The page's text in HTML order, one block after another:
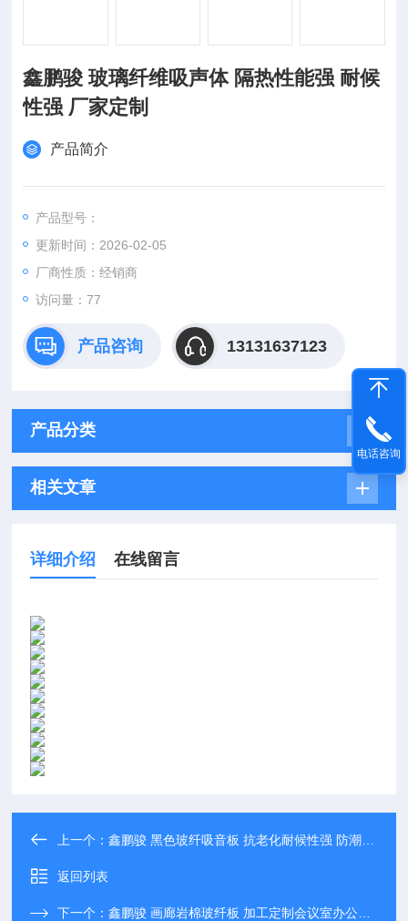
鑫鹏骏 玻璃纤维吸声体 隔热性能强 耐候
性强 厂家定制
产品简介
产品型号：
更新时间：2026-02-05
厂商性质：经销商
访问量：77
产品咨询 13131637123
产品分类
相关文章
详细介绍 在线留言
上一个：鑫鹏骏 黑色玻纤吸音板 抗老化耐候性强 防潮性能佳 大量批发
返回列表
下一个：鑫鹏骏 画廊岩棉玻纤板 加工定制会议室办公室吊顶材料货源充足
电话咨询